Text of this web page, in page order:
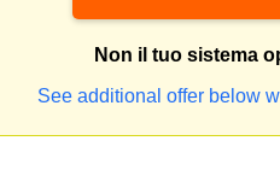
Non il tuo sistema
See additional offer below